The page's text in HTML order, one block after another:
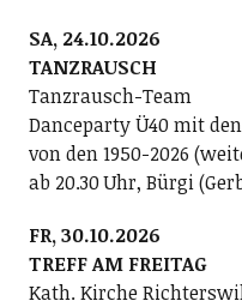
SA, 24.10.2026
TANZRAUSCH
Tanzrausch-Team
Danceparty Ü40 mit
von den 1950-2026
ab 20.30 Uhr, Bürgi
FR, 30.10.2026
TREFF AM FREITAG
Kath. Kirche